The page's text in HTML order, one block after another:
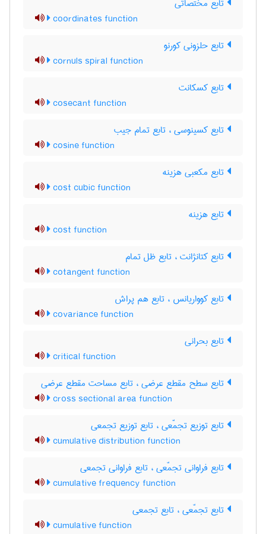
تابع مختصاتی
coordinates function
تابع حلزونی کورنو
cornuls spiral function
تابع کسکانت
cosecant function
تابع کسینوسی ، تابع تمام جیب
cosine function
تابع مکعبی هزینه
cost cubic function
تابع هزینه
cost function
تابع کتانژانت ، تابع ظل تمام
cotangent function
تابع کوواریانس ، تابع هم پراش
covariance function
تابع بحرانی
critical function
تابع سطح مقطع عرضی ، تابع مساحت مقطع عرضی
cross sectional area function
تابع توزیع تجمّعی ، تابع توزیع تجمعی
cumulative distribution function
تابع فراوانی تجمّعی ، تابع فراوانی تجمعی
cumulative frequency function
تابع تجمّعی ، تابع تجمعی
cumulative function